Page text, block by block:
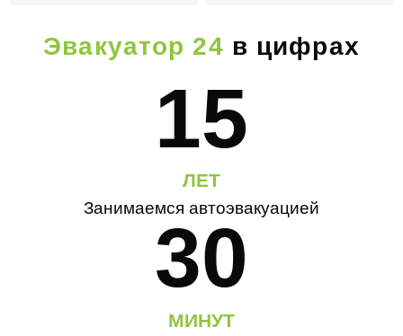
Эвакуатор 24 в цифрах
15
ЛЕТ
Занимаемся автоэвакуацией
30
МИНУТ